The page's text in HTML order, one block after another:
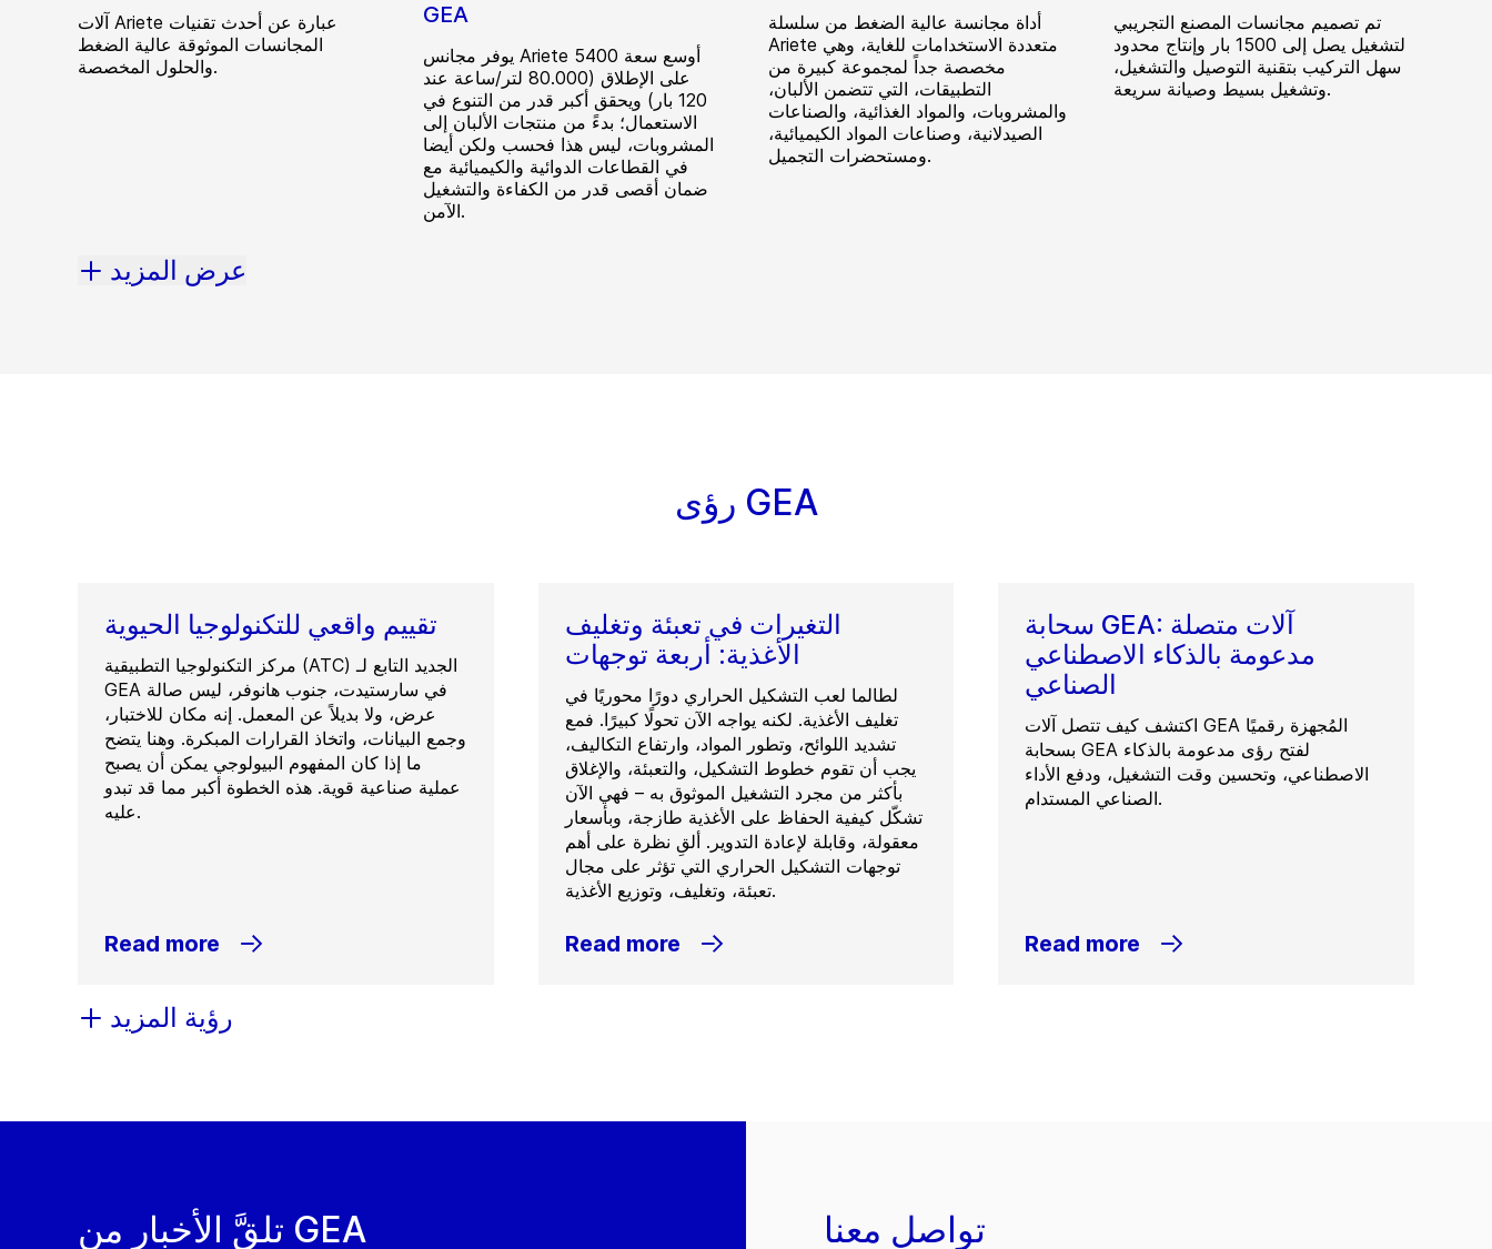
آلات Ariete عبارة عن أحدث تقنيات
المجانسات الموثوقة عالية الضغط
والحلول المخصصة.
GEA
يوفر مجانس Ariete 5400 أوسع سعة
على الإطلاق (80.000 لتر/ساعة عند
120 بار) ويحقق أكبر قدر من التنوع في
الاستعمال؛ بدءً من منتجات الألبان إلى
المشروبات، ليس هذا فحسب ولكن أيضا
في القطاعات الدوائية والكيميائية مع
ضمان أقصى قدر من الكفاءة والتشغيل
الآمن.
أداة مجانسة عالية الضغط من سلسلة
Ariete متعددة الاستخدامات للغاية، وهي
مخصصة جداً لمجموعة كبيرة من
التطبيقات، التي تتضمن الألبان،
والمشروبات، والمواد الغذائية، والصناعات
الصيدلانية، وصناعات المواد الكيميائية،
ومستحضرات التجميل.
تم تصميم مجانسات المصنع التجريبي
لتشغيل يصل إلى 1500 بار وإنتاج محدود
سهل التركيب بتقنية التوصيل والتشغيل،
وتشغيل بسيط وصيانة سريعة.
عرض المزيد
رؤى GEA
تقييم واقعي للتكنولوجيا الحيوية
مركز التكنولوجيا التطبيقية (ATC) الجديد التابع لـ
GEA في سارستيدت، جنوب هانوفر، ليس صالة
عرض، ولا بديلاً عن المعمل. إنه مكان للاختبار،
وجمع البيانات، واتخاذ القرارات المبكرة. وهنا يتضح
ما إذا كان المفهوم البيولوجي يمكن أن يصبح
عملية صناعية قوية. هذه الخطوة أكبر مما قد تبدو
عليه.
Read more
التغيرات في تعبئة وتغليف
الأغذية: أربعة توجهات
لطالما لعب التشكيل الحراري دورًا محوريًا في
تغليف الأغذية. لكنه يواجه الآن تحولًا كبيرًا. فمع
تشديد اللوائح، وتطور المواد، وارتفاع التكاليف،
يجب أن تقوم خطوط التشكيل، والتعبئة، والإغلاق
بأكثر من مجرد التشغيل الموثوق به – فهي الآن
تشكّل كيفية الحفاظ على الأغذية طازجة، وبأسعار
معقولة، وقابلة لإعادة التدوير. ألقِ نظرة على أهم
توجهات التشكيل الحراري التي تؤثر على مجال
تعبئة، وتغليف، وتوزيع الأغذية.
Read more
سحابة GEA: آلات متصلة
مدعومة بالذكاء الاصطناعي
الصناعي
اكتشف كيف تتصل آلات GEA المُجهزة رقميًا
بسحابة GEA لفتح رؤى مدعومة بالذكاء
الاصطناعي، وتحسين وقت التشغيل، ودفع الأداء
الصناعي المستدام.
Read more
رؤية المزيد
تلقَّ الأخبار من GEA تواصل معنا